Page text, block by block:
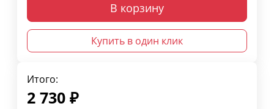
В корзину
Купить в один клик
Итого:
2 730 ₽